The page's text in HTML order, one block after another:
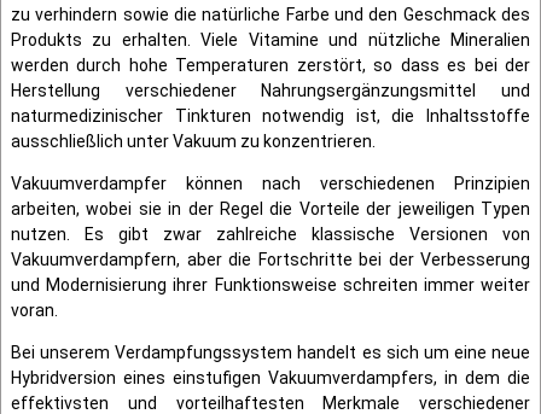
zu verhindern sowie die natürliche Farbe und den Geschmack des
Produkts zu erhalten. Viele Vitamine und nützliche Mineralien
werden durch hohe Temperaturen zerstört, so dass es bei der
Herstellung verschiedener Nahrungsergänzungsmittel und
naturmedizinischer Tinkturen notwendig ist, die Inhaltsstoffe
ausschließlich unter Vakuum zu konzentrieren.
Vakuumverdampfer können nach verschiedenen Prinzipien
arbeiten, wobei sie in der Regel die Vorteile der jeweiligen Typen
nutzen. Es gibt zwar zahlreiche klassische Versionen von
Vakuumverdampfern, aber die Fortschritte bei der Verbesserung
und Modernisierung ihrer Funktionsweise schreiten immer weiter
voran.
Bei unserem Verdampfungssystem handelt es sich um eine neue
Hybridversion eines einstufigen Vakuumverdampfers, in dem die
effektivsten und vorteilhaftesten Merkmale verschiedener